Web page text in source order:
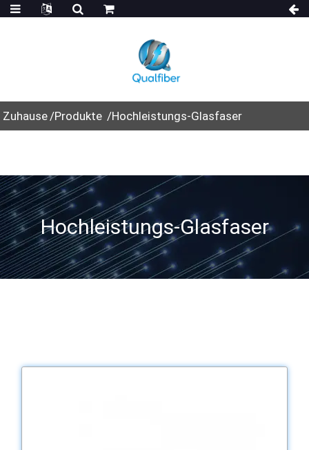
Zuhause Produkte Hochleistungs-Glasfaser
Hochleistungs-Glasfaser